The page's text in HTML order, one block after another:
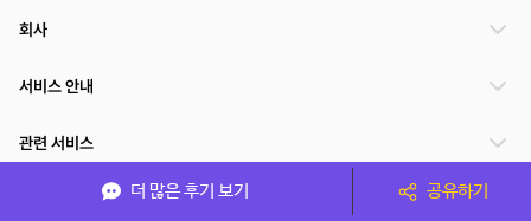
더 많은 후기 보기 공유하기
회사
서비스 안내
관련 서비스